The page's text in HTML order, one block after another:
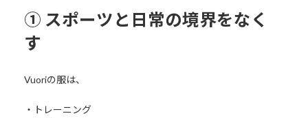
① スポーツと日常の境界をなく
す
Vuoriの服は、
・トレーニング